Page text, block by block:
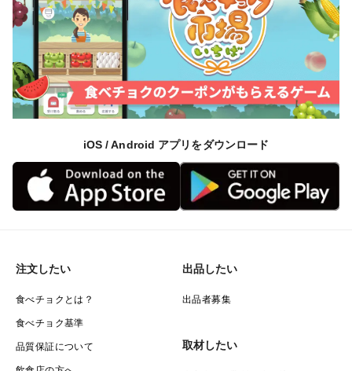
カボスは柚子やスダチと同じ香酸柑橘になります。
クエン酸含有量が柑橘トップでレモンの倍あります。
販売期間12月頃まで。（無くなり次第終了します）
また時期により果皮の色が変わります。
10月中旬頃まで緑
それ以降は段々と黄色く色付いてまいります。
完熟カボスは黄色になります。
iOS / Android アプリをダウンロード
注文したい
食べチョクとは？
食べチョク基準
品質保証について
出品したい
出品者募集
取材したい